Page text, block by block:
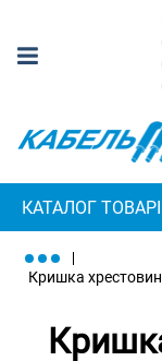
КАТАЛОГ
Кришка